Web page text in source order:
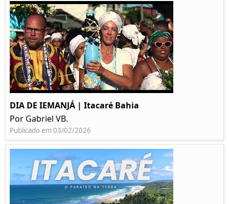
DIA DE IEMANJÁ | Itacaré Bahia
Por Gabriel VB.
Publicado em 03/02/2026